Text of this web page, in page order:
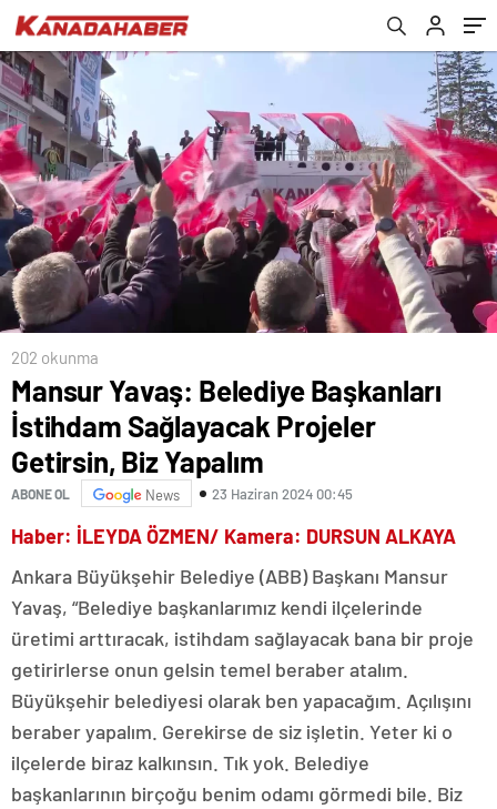
202 okunma
Mansur Yavaş: Belediye Başkanları
İstihdam Sağlayacak Projeler
Getirsin, Biz Yapalım
ABONE OL News 23 Haziran 2024 00:45
Haber: İLEYDA ÖZMEN/ Kamera: DURSUN ALKAYA
Ankara Büyükşehir Belediye (ABB) Başkanı Mansur
Yavaş, “Belediye başkanlarımız kendi ilçelerinde
üretimi arttıracak, istihdam sağlayacak bana bir proje
getirirlerse onun gelsin temel beraber atalım.
Büyükşehir belediyesi olarak ben yapacağım. Açılışını
beraber yapalım. Gerekirse de siz işletin. Yeter ki o
ilçelerde biraz kalkınsın. Tık yok. Belediye
başkanlarının birçoğu benim odamı görmedi bile. Biz